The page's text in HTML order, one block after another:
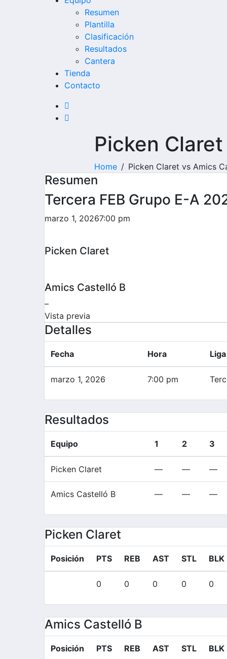
Resumen
Plantilla
Clasificación
Resultados
Cantera
Tienda
Contacto
Picken
Home Picken Claret vs Amics
Resumen
Tercera FEB Grupo E-A
marzo 1, 20267:00 pm
Picken Claret
Amics Castelló B
–
Vista previa
Detalles
Fecha Hora Liga
marzo 1, 2026 7:00 pm
Resultados
Equipo 1 2 3
Picken Claret — — —
Amics Castelló B — — —
Picken Claret
Posición PTS REB AST STL BLK
0 0 0 0 0
Amics Castelló B
Posición PTS REB AST STL BLK